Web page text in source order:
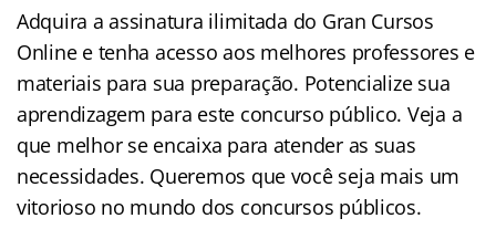
Adquira a assinatura ilimitada do Gran Cursos
Online e tenha acesso aos melhores professores e
materiais para sua preparação. Potencialize sua
aprendizagem para este concurso público. Veja a
que melhor se encaixa para atender as suas
necessidades. Queremos que você seja mais um
vitorioso no mundo dos concursos públicos.